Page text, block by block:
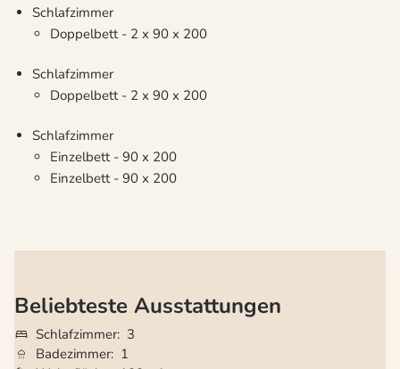
Schlafzimmer
Doppelbett - 2 x 90 x 200
Schlafzimmer
Doppelbett - 2 x 90 x 200
Schlafzimmer
Einzelbett - 90 x 200
Einzelbett - 90 x 200
Beliebteste Ausstattungen
Schlafzimmer 3
Badezimmer 1